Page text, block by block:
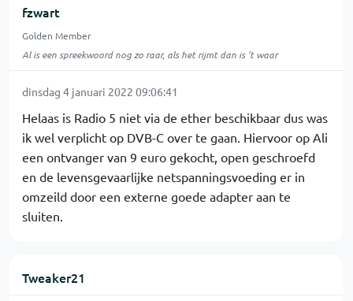
fzwart
Golden Member
Al is een spreekwoord nog zo raar, als het rijmt dan is 't waar
dinsdag 4 januari 2022 09:06:41
Helaas is Radio 5 niet via de ether beschikbaar dus was
ik wel verplicht op DVB-C over te gaan. Hiervoor op Ali
een ontvanger van 9 euro gekocht, open geschroefd
en de levensgevaarlijke netspanningsvoeding er in
omzeild door een externe goede adapter aan te
sluiten.
Tweaker21